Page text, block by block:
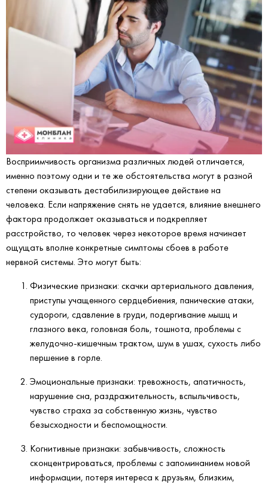
Восприимчивость организма различных людей отличается,
именно поэтому одни и те же обстоятельства могут в разной
степени оказывать дестабилизирующее действие на
человека. Если напряжение снять не удается, влияние внешнего
фактора продолжает оказываться и подкрепляет
расстройство, то человек через некоторое время начинает
ощущать вполне конкретные симптомы сбоев в работе
нервной системы. Это могут быть:
Физические признаки: скачки артериального давления,
приступы учащенного сердцебиения, панические атаки,
судороги, сдавление в груди, подергивание мышц и
глазного века, головная боль, тошнота, проблемы с
желудочно-кишечным трактом, шум в ушах, сухость либо
першение в горле.
Эмоциональные признаки: тревожность, апатичность,
нарушение сна, раздражительность, вспыльчивость,
чувство страха за собственную жизнь, чувство
безысходности и беспомощности.
Когнитивные признаки: забывчивость, сложность
сконцентрироваться, проблемы с запоминанием новой
информации, потеря интереса к друзьям, близким,